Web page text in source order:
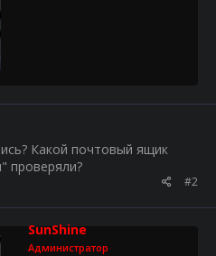
Какой почтовый ящик
проверяли?
#2
SunShine
Администратор